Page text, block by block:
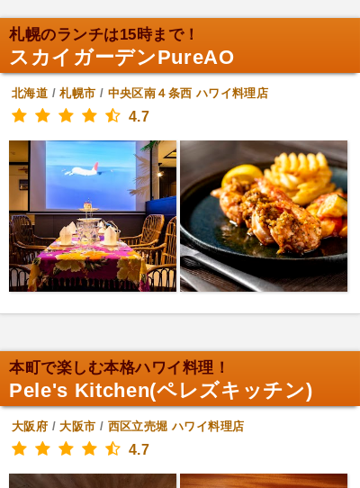
札幌のランチは15時まで！
スカイガーデンPureAO
北海道 /札幌市 / 中央区南４条西 ハワイ料理店
4.7
本町で楽しむ本格ハワイ料理！
Pele's Kitchen(ペレズキッチン)
大阪府 /大阪市 / 西区立売堀 ハワイ料理店
4.7